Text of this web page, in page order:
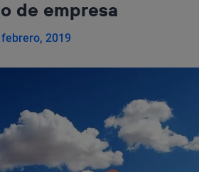
de empresa
2019